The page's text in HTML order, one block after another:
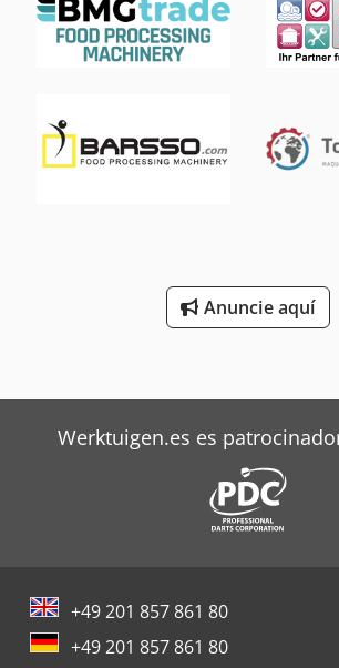
Anuncie aquí
Werktuigen.es es
+49 201 857 861 80
+49 201 857 861 80